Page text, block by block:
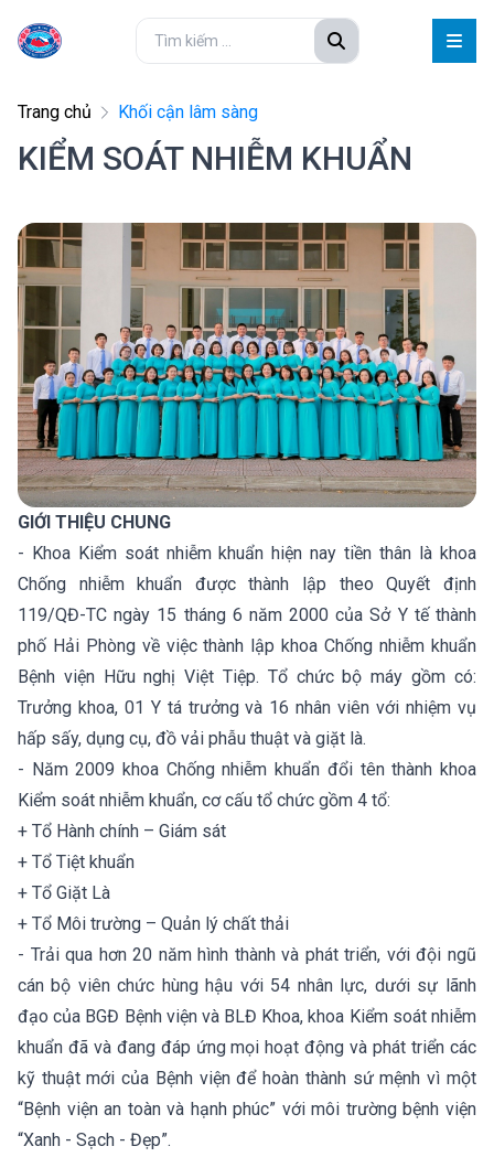
Trang chủ Khối cận lâm sàng
KIỂM SOÁT NHIỄM KHUẨN
GIỚI THIỆU CHUNG
- Khoa Kiểm soát nhiễm khuẩn hiện nay tiền thân là khoa
Chống nhiễm khuẩn được thành lập theo Quyết định
119/QĐ-TC ngày 15 tháng 6 năm 2000 của Sở Y tế thành
phố Hải Phòng về việc thành lập khoa Chống nhiễm khuẩn
Bệnh viện Hữu nghị Việt Tiệp. Tổ chức bộ máy gồm có:
Trưởng khoa, 01 Y tá trưởng và 16 nhân viên với nhiệm vụ
hấp sấy, dụng cụ, đồ vải phẫu thuật và giặt là.
- Năm 2009 khoa Chống nhiễm khuẩn đổi tên thành khoa
Kiểm soát nhiễm khuẩn, cơ cấu tổ chức gồm 4 tổ:
+ Tổ Hành chính – Giám sát
+ Tổ Tiệt khuẩn
+ Tổ Giặt Là
+ Tổ Môi trường – Quản lý chất thải
- Trải qua hơn 20 năm hình thành và phát triển, với đội ngũ
cán bộ viên chức hùng hậu với 54 nhân lực, dưới sự lãnh
đạo của BGĐ Bệnh viện và BLĐ Khoa, khoa Kiểm soát nhiễm
khuẩn đã và đang đáp ứng mọi hoạt động và phát triển các
kỹ thuật mới của Bệnh viện để hoàn thành sứ mệnh vì một
“Bệnh viện an toàn và hạnh phúc” với môi trường bệnh viện
“Xanh - Sạch - Đẹp”.